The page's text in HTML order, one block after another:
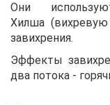
Они
Хилша (вихревую
завихрения.
Эффекты
два потока -